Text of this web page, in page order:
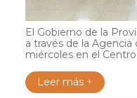
El Gobierno de la
a través de la
miércoles en el Centro
Leer más +